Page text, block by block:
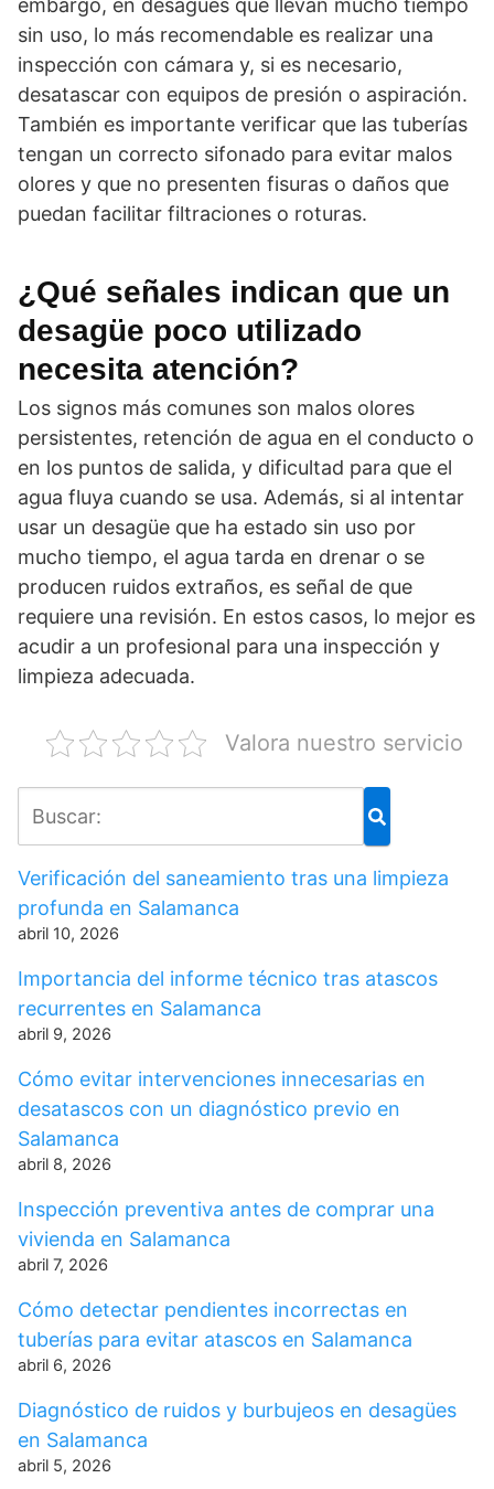
embargo, en desagües que llevan mucho tiempo
sin uso, lo más recomendable es realizar una
inspección con cámara y, si es necesario,
desatascar con equipos de presión o aspiración.
También es importante verificar que las tuberías
tengan un correcto sifonado para evitar malos
olores y que no presenten fisuras o daños que
puedan facilitar filtraciones o roturas.
¿Qué señales indican que un
desagüe poco utilizado
necesita atención?
Los signos más comunes son malos olores
persistentes, retención de agua en el conducto o
en los puntos de salida, y dificultad para que el
agua fluya cuando se usa. Además, si al intentar
usar un desagüe que ha estado sin uso por
mucho tiempo, el agua tarda en drenar o se
producen ruidos extraños, es señal de que
requiere una revisión. En estos casos, lo mejor es
acudir a un profesional para una inspección y
limpieza adecuada.
Valora nuestro servicio
Verificación del saneamiento tras una limpieza
profunda en Salamanca
abril 10, 2026
Importancia del informe técnico tras atascos
recurrentes en Salamanca
abril 9, 2026
Cómo evitar intervenciones innecesarias en
desatascos con un diagnóstico previo en
Salamanca
abril 8, 2026
Inspección preventiva antes de comprar una
vivienda en Salamanca
abril 7, 2026
Cómo detectar pendientes incorrectas en
tuberías para evitar atascos en Salamanca
abril 6, 2026
Diagnóstico de ruidos y burbujeos en desagües
en Salamanca
abril 5, 2026